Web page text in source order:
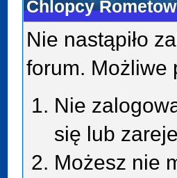
Chlopcy
Nie nastąpiło
forum. Możliwe
Nie
się lub
Możesz nie